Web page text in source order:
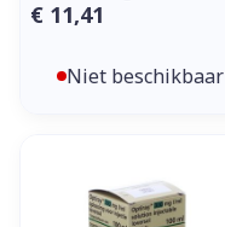
€ 11,41
Niet beschikbaar